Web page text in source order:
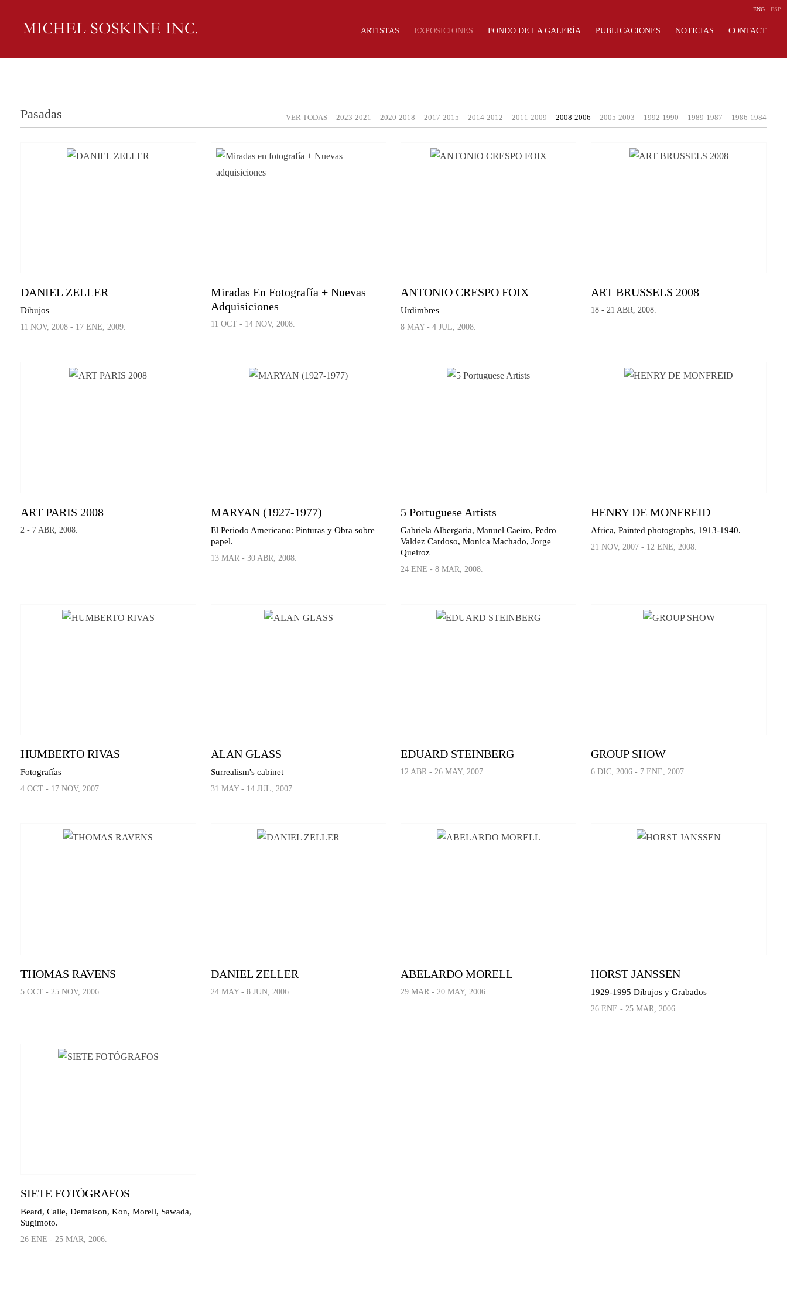
ARTISTAS EXPOSICIONES FONDO DE LA GALERÍA PUBLICACIONES NOTICIAS CONTACT
ENG ESP
Pasadas VER TODAS 2023-2021 2020-2018 2017-2015 2014-2012 2011-2009 2008-2006 2005-2003 1992-1990 1989-1987 1986-1984
DANIEL ZELLER
Dibujos
11 NOV, 2008 - 17 ENE, 2009.
Miradas En Fotografía + Nuevas
Adquisiciones
11 OCT - 14 NOV, 2008.
ANTONIO CRESPO FOIX
Urdimbres
8 MAY - 4 JUL, 2008.
ART BRUSSELS 2008
18 - 21 ABR, 2008.
ART PARIS 2008
2 - 7 ABR, 2008.
MARYAN (1927-1977)
El Periodo Americano: Pinturas y Obra sobre
papel.
13 MAR - 30 ABR, 2008.
5 Portuguese Artists
Gabriela Albergaria, Manuel Caeiro, Pedro
Valdez Cardoso, Monica Machado, Jorge
Queiroz
24 ENE - 8 MAR, 2008.
HENRY DE MONFREID
Africa, Painted photographs, 1913-1940.
21 NOV, 2007 - 12 ENE, 2008.
HUMBERTO RIVAS
Fotografías
4 OCT - 17 NOV, 2007.
ALAN GLASS
Surrealism's cabinet
31 MAY - 14 JUL, 2007.
EDUARD STEINBERG
12 ABR - 26 MAY, 2007.
GROUP SHOW
6 DIC, 2006 - 7 ENE, 2007.
THOMAS RAVENS
5 OCT - 25 NOV, 2006.
DANIEL ZELLER
24 MAY - 8 JUN, 2006.
ABELARDO MORELL
29 MAR - 20 MAY, 2006.
HORST JANSSEN
1929-1995 Dibujos y Grabados
26 ENE - 25 MAR, 2006.
SIETE FOTÓGRAFOS
Beard, Calle, Demaison, Kon, Morell, Sawada,
Sugimoto.
26 ENE - 25 MAR, 2006.